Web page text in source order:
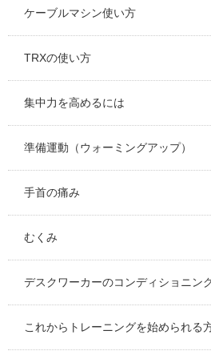
ケーブルマシン使い方
TRXの使い方
集中力を高めるには
準備運動（ウォーミングアップ）
手首の痛み
むくみ
デスクワーカーのコンディショニン
これからトレーニングを始められる